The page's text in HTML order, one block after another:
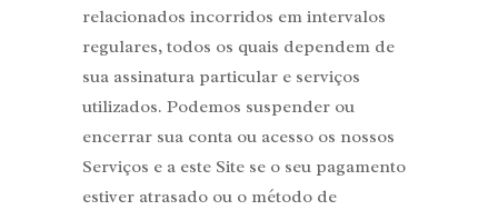
relacionados incorridos em intervalos
regulares, todos os quais dependem de
sua assinatura particular e serviços
utilizados. Podemos suspender ou
encerrar sua conta ou acesso os nossos
Serviços e a este Site se o seu pagamento
estiver atrasado ou o método de